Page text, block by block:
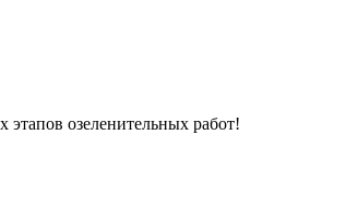
озеленительных работ!